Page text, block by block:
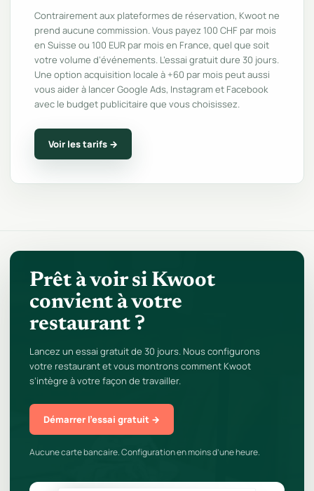
Contrairement aux plateformes de réservation, Kwoot ne
prend aucune commission. Vous payez 100 CHF par mois
en Suisse ou 100 EUR par mois en France, quel que soit
votre volume d’événements. L’essai gratuit dure 30 jours.
Une option acquisition locale à +60 par mois peut aussi
vous aider à lancer Google Ads, Instagram et Facebook
avec le budget publicitaire que vous choisissez.
Voir les tarifs →
Prêt à voir si Kwoot
convient à votre
restaurant ?
Lancez un essai gratuit de 30 jours. Nous configurons
votre restaurant et vous montrons comment Kwoot
s’intègre à votre façon de travailler.
Démarrer l’essai gratuit →
Aucune carte bancaire. Configuration en moins d’une heure.